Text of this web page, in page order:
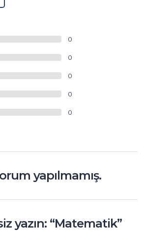
0
0
0
0
0
yapılmamış.
yazın: “Matematik”